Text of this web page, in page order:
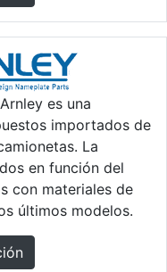
es una
importados de
La
en función del
con materiales de
últimos modelos.